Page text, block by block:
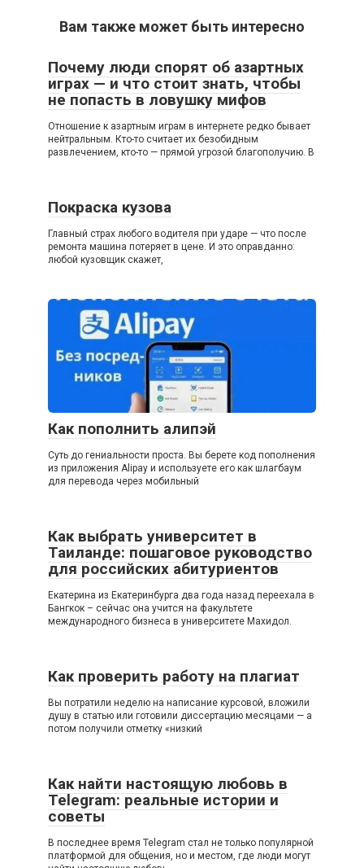
Вам также может быть интересно
Почему люди спорят об азартных
играх — и что стоит знать, чтобы
не попасть в ловушку мифов
Отношение к азартным играм в интернете редко бывает
нейтральным. Кто-то считает их безобидным
развлечением, кто-то — прямой угрозой благополучию. В
Покраска кузова
Главный страх любого водителя при ударе — что после
ремонта машина потеряет в цене. И это оправданно:
любой кузовщик скажет,
Как пополнить алипэй
Суть до гениальности проста. Вы берете код пополнения
из приложения Alipay и используете его как шлагбаум
для перевода через мобильный
Как выбрать университет в
Таиланде: пошаговое руководство
для российских абитуриентов
Екатерина из Екатеринбурга два года назад переехала в
Бангкок – сейчас она учится на факультете
международного бизнеса в университете Махидол.
Как проверить работу на плагиат
Вы потратили неделю на написание курсовой, вложили
душу в статью или готовили диссертацию месяцами — а
потом получили отметку «низкий
Как найти настоящую любовь в
Telegram: реальные истории и
советы
В последнее время Telegram стал не только популярной
платформой для общения, но и местом, где люди могут